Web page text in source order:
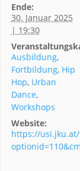
Ende:
30. Januar 2025
| 19:30
Ausbildung,
Fortbildung, Hip
Hop, Urban
Dance,
Workshops
Website:
https://